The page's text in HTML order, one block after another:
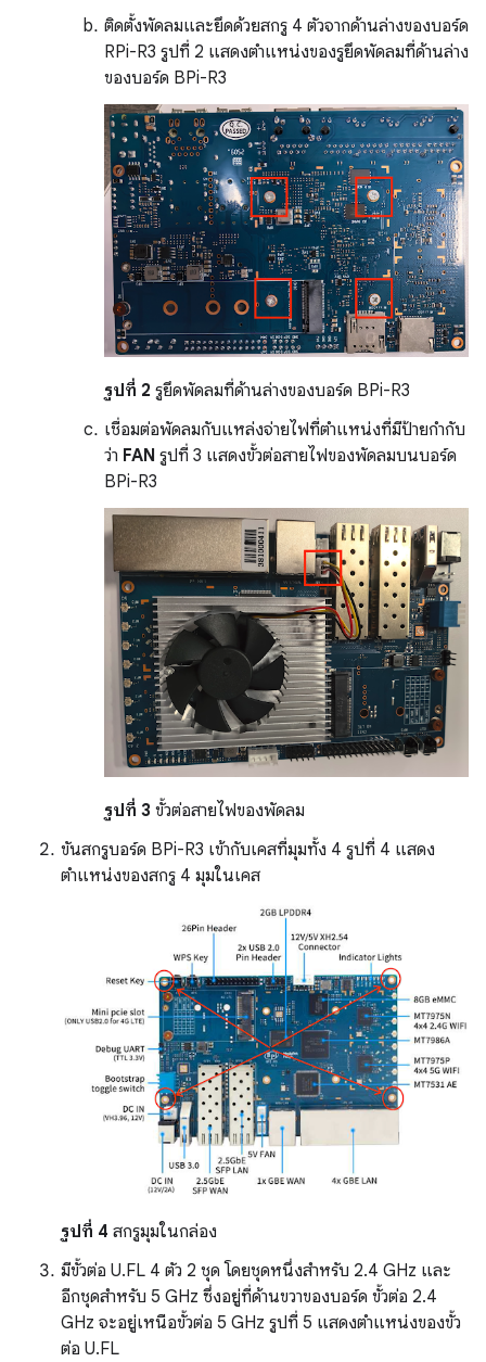
ติดตั้งพัดลมและยึดด้วยสกรู 4 ตัวจากด้านล่างของบอร์ด
RPi-R3 รูปที่ 2 แสดงตำแหน่งของรูยึดพัดลมที่ด้านล่าง
ของบอร์ด BPi-R3
รูปที่ 2 รูยึดพัดลมที่ด้านล่างของบอร์ด BPi-R3
เชื่อมต่อพัดลมกับแหล่งจ่ายไฟที่ตำแหน่งที่มีป้ายกำกับ
ว่า FAN รูปที่ 3 แสดงขั้วต่อสายไฟของพัดลมบนบอร์ด
BPi-R3
รูปที่ 3 ขั้วต่อสายไฟของพัดลม
ขันสกรูบอร์ด BPi-R3 เข้ากับเคสที่มุมทั้ง 4 รูปที่ 4 แสดง
ตำแหน่งของสกรู 4 มุมในเคส
รูปที่ 4 สกรูมุมในกล่อง
มีขั้วต่อ U.FL 4 ตัว 2 ชุด โดยชุดหนึ่งสำหรับ 2.4 GHz และ
อีกชุดสำหรับ 5 GHz ซึ่งอยู่ที่ด้านขวาของบอร์ด ขั้วต่อ 2.4
GHz จะอยู่เหนือขั้วต่อ 5 GHz รูปที่ 5 แสดงตำแหน่งของขั้ว
ต่อ U.FL